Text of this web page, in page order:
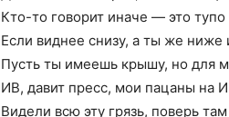
Кто-то говорит иначе — это тупо
Если виднее снизу, а ты же ниже
Пусть ты имеешь крышу, но для
ИВ, давит пресс, мои пацаны на
Видели всю эту грязь, поверь